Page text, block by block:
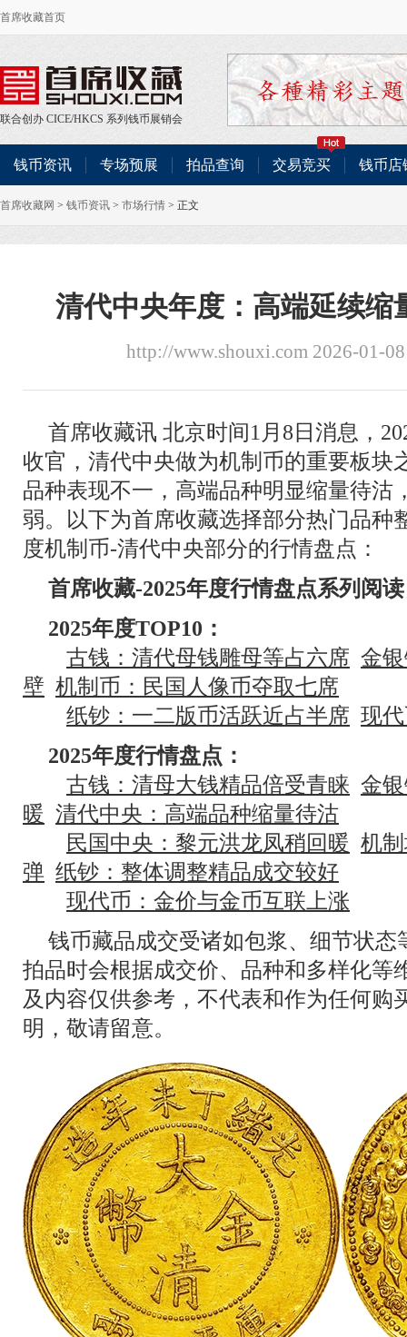
首席收藏首页
联合创办 CICE/HKCS 系列钱币展销会
钱币资讯 专场预展 拍品查询 交易竞买 钱币店
首席收藏网 > 钱币资讯 > 市场行情 > 正文
清代中央年度：高端延续缩
http://www.shouxi.com 2026-01-
首席收藏讯 北京时间1月8日消息，
收官，清代中央做为机制币的重要板块
品种表现不一，高端品种明显缩量待沽
弱。以下为首席收藏选择部分热门品种
度机制币-清代中央部分的行情盘点：
首席收藏-2025年度行情盘点系列阅读
2025年度TOP10：
古钱：清代母钱雕母等占六席 金
壁 机制币：民国人像币夺取七席
纸钞：一二版币活跃近占半席 现
2025年度行情盘点：
古钱：清母大钱精品倍受青睐 金
暖 清代中央：高端品种缩量待沽
民国中央：黎元洪龙凤稍回暖 机
弹 纸钞：整体调整精品成交较好
现代币：金价与金币互联上涨
钱币藏品成交受诸如包浆、细节状
拍品时会根据成交价、品种和多样化等
及内容仅供参考，不代表和作为任何购
明，敬请留意。